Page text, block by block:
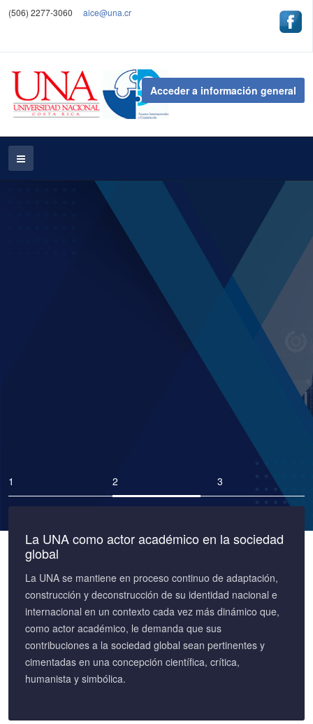
(506) 2277-3060 aice@una.cr
Acceder a información general
UNA Estrategia de Internacionalización transversal a
la acción sustantiva de la Universidad.
La UNA como actor académico en la sociedad
global
La UNA se mantiene en proceso continuo de adaptación,
construcción y deconstrucción de su identidad nacional e
internacional en un contexto cada vez más dinámico que,
como actor académico, le demanda que sus
contribuciones a la sociedad global sean pertinentes y
cimentadas en una concepción científica, crítica,
humanista y simbólica.